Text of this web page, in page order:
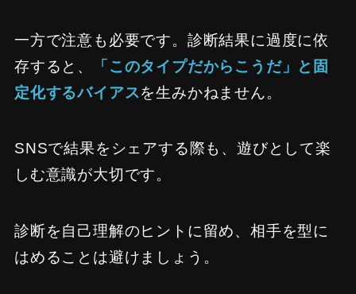
一方で注意も必要です。診断結果に過度に依
存すると、
「このタイプだからこうだ」と固
定化するバイアスを生みかねません。
SNSで結果をシェアする際も、遊びとして楽
しむ意識が大切です。
診断を自己理解のヒントに留め、相手を型に
はめることは避けましょう。